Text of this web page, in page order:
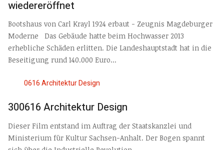
wiedereröffnet
Bootshaus von Carl Krayl 1924 erbaut - Zeugnis Magdeburger
Moderne Das Gebäude hatte beim Hochwasser 2013
erhebliche Schäden erlitten. Die Landeshauptstadt hat in die
Beseitigung rund 140.000 Euro...
300616 Architektur Design
Dieser Film entstand im Auftrag der Staatskanzlei und
Ministerium für Kultur Sachsen-Anhalt. Der Bogen spannt